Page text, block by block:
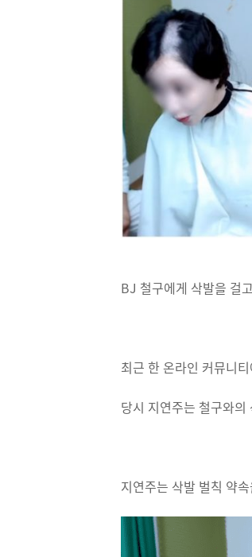
BJ 철구에게 삭발을 걸
최근 한 온라인 커뮤니
당시 지연주는 철구와
지연주는 삭발 벌칙 약